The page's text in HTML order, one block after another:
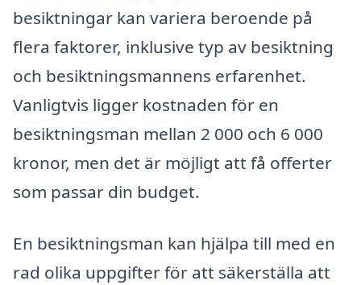
besiktningar kan variera beroende på
flera faktorer, inklusive typ av besiktning
och besiktningsmannens erfarenhet.
Vanligtvis ligger kostnaden för en
besiktningsman mellan 2 000 och 6 000
kronor, men det är möjligt att få offerter
som passar din budget.
En besiktningsman kan hjälpa till med en
rad olika uppgifter för att säkerställa att